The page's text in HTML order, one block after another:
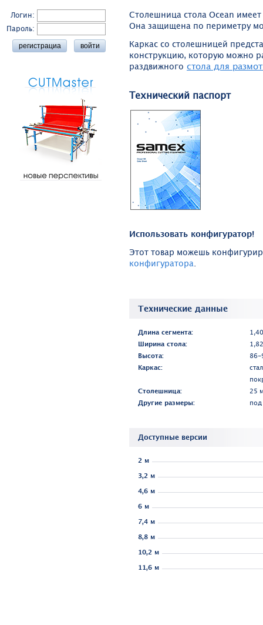
Логин:
Пароль:
Столешница стола Ocean
Она защищена по периметру
Каркас со столешницей
конструкцию, которую можно
раздвижного стола для
Технический паспорт
Использовать конфигуратор!
Этот товар можешь
конфигуратора.
Технические данные
Длина сегмента:
Ширина стола:
1,82
Высота:
86-
Каркас:
Столешница:
25
Другие размеры:
под
Доступные версии
2 м
3,2 м
4,6 м
6 м
7,4 м
8,8 м
10,2 м
11,6 м